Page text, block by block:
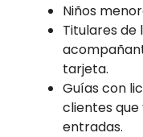
Niños
Titulares de
tarjeta.
Guías con
clientes
entradas.